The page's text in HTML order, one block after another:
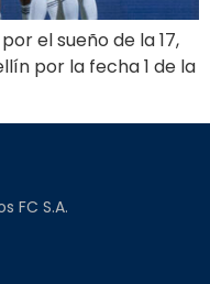
el sueño de la 17,
por la fecha 1 de la
FC S.A.